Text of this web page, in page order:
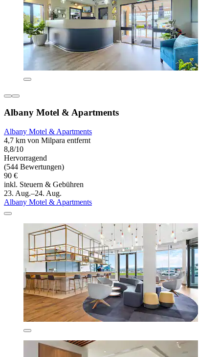
Albany Motel & Apartments
Albany Motel & Apartments
4,7 km von Milpara entfernt
8,8/10
Hervorragend
(544 Bewertungen)
90 €
inkl. Steuern & Gebühren
23. Aug.–24. Aug.
Albany Motel & Apartments